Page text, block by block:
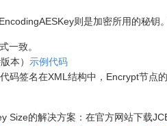
则是加密所用的秘钥
一致。
本） 示例代码
码签名在XML结构中，Encrypt节点
Size的解决方案：在官方网站下载